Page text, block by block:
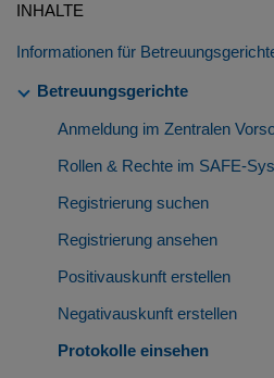
INHALTE
Informationen für
Betreuungsgerichte
Anmeldung im Zentralen
Rollen & Rechte im SAFE-
Registrierung suchen
Registrierung ansehen
Positivauskunft erstellen
Negativauskunft erstellen
Protokolle einsehen